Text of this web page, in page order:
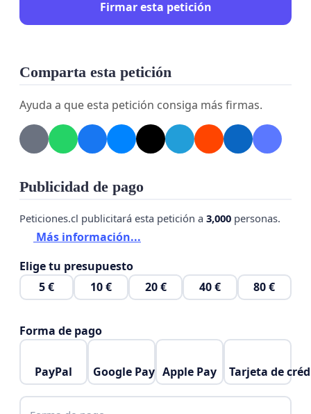
, un abrazo enorme de todos los que formamos la
Firmar esta petición
Comparta esta petición
Ayuda a que esta petición consiga más firmas.
Publicidad de pago
Peticiones.cl publicitará esta petición a 3,000 personas.
Más información...
Elige tu presupuesto
5 €
10 € 20 € 40 € 80 €
Forma de pago
PayPal Google Pay Apple Pay Tarjeta de